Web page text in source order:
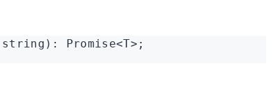
string ) : Promise<T>;